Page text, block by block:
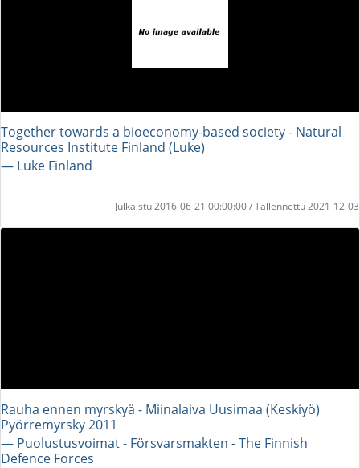
Together towards a bioeconomy-based society - Natural
Resources Institute Finland (Luke)
― Luke Finland
Julkaistu 2016-06-21 00:00:00 / Tallennettu 2021-12-03
Rauha ennen myrskyä - Miinalaiva Uusimaa (Keskiyö)
Pyörremyrsky 2011
― Puolustusvoimat - Försvarsmakten - The Finnish
Defence Forces